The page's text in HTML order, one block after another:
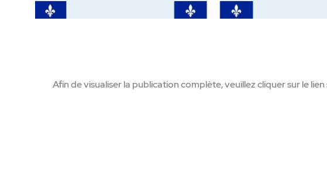
Afin de visualiser la publication complète, veuillez cliquer sur le lien